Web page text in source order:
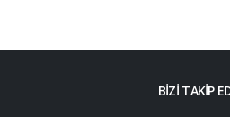
BİZİ TAKİP